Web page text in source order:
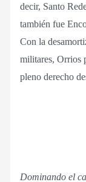
decir, Santo
también fue
Con la
militares, Orrios
pleno derecho
Dominando el